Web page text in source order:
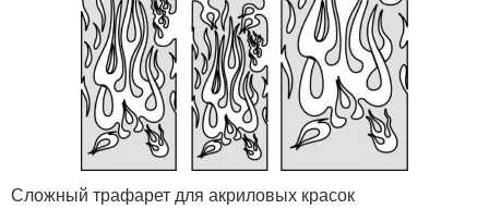
Сложный трафарет для акриловых красок